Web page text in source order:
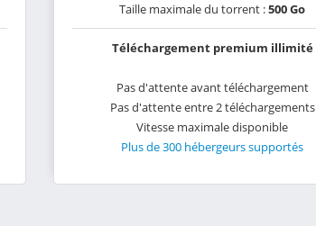
Taille maximale du torrent :500 Go
Téléchargement premium illimité
Pas d'attente avant téléchargement
Pas d'attente entre 2 téléchargements
Vitesse maximale disponible
Plus de 300 hébergeurs supportés